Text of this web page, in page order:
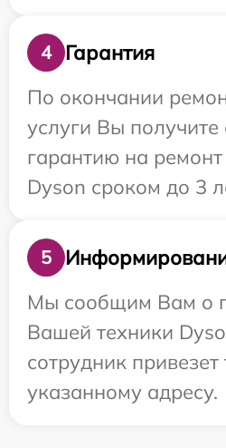
4
Гарантия
По окончании
услуги Вы
гарантию на ремонт
Dyson сроком до 3
5
Мы сообщим Вам о
Вашей техники
сотрудник привезет
указанному адресу.